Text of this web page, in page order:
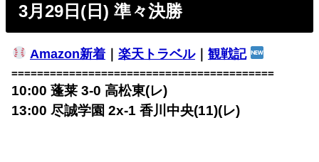
3月29日(日) 準々決勝
Amazon新着｜ 楽天トラベル｜ 観戦記
=========================================
10:00 蓬莱 3-0高松東(レ)
13:00 尽誠学園 2x-1香川中央(11)(レ)